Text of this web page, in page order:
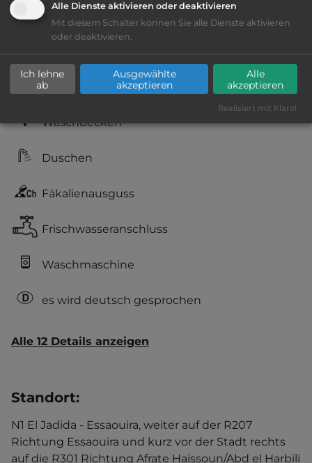
sandiger Grund
Stromanschluss
WC
Waschbecken
Duschen
Fäkalienausguss
Frischwasseranschluss
Waschmaschine
es wird deutsch gesprochen
Alle 12 Details anzeigen
Standort:
N1 El Jadida - Essaouira, weiter auf der R207
Richtung Essaouira und kurz vor der Stadt rechts
auf die R301 Richtung Afrate Haïssoun/Abd el Harbili
Alle Dienste aktivieren oder deaktivieren
Mit diesem Schalter können Sie alle Dienste aktivieren
oder deaktivieren.
Ich lehne
ab
Ausgewählte
akzeptieren
Alle
akzeptieren
Realisiert mit Klaro!